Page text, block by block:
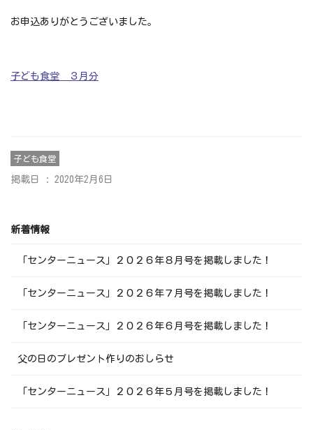
お申込ありがとうございました。
子ども食堂 ３月分
子ども食堂
掲載日 : 2020年2月6日
新着情報
「センターニュース」２０２６年８月号を掲載しました！
「センターニュース」２０２６年７月号を掲載しました！
「センターニュース」２０２６年６月号を掲載しました！
父の日のプレゼント作りのおしらせ
「センターニュース」２０２６年５月号を掲載しました！